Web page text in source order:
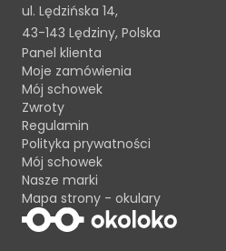
ul. Lędzińska 14,
43-143 Lędziny, Polska
Panel klienta
Moje zamówienia
Mój schowek
Zwroty
Regulamin
Polityka prywatności
Mój schowek
Nasze marki
Mapa strony - okulary